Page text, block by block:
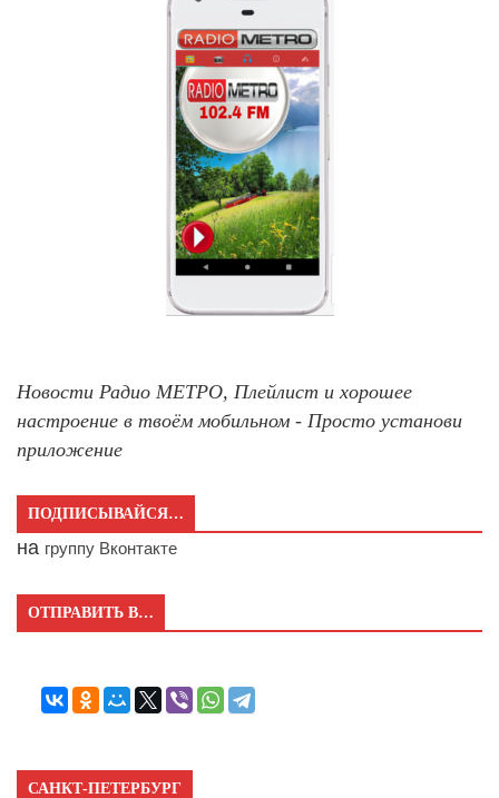
Новости Радио МЕТРО, Плейлист и хорошее
настроение в твоём мобильном - Просто установи
приложение
ПОДПИСЫВАЙСЯ…
на группу Вконтакте
ОТПРАВИТЬ В…
САНКТ-ПЕТЕРБУРГ